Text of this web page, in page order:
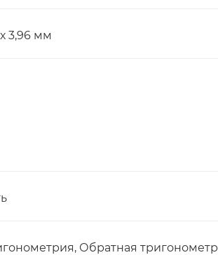
3,96 мм
Обратная